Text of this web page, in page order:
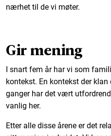
nærhet til de vi møter.
Gir mening
I snart fem år har vi som
kontekst. En kontekst der
ganger har det vært
vanlig her.
Etter alle disse årene er det